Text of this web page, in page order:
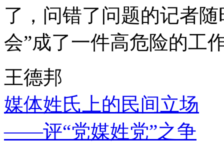
了，问错了问题的记者
会”成了一件高危险的工
王德邦
媒体姓氏上的民间立场
——评“党媒姓党”之争